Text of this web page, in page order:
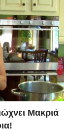
Μακριά